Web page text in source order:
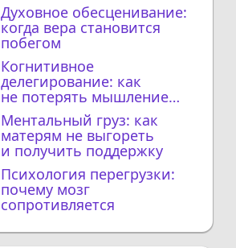
Духовное обесценивание:
когда вера становится
побегом
Когнитивное
делегирование: как
не потерять мышление
с ИИ
Ментальный груз: как
матерям не выгореть
и получить поддержку
Психология перегрузки:
почему мозг
сопротивляется